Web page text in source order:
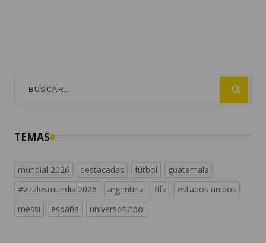
mundial 2026
messi
españa universofutbol